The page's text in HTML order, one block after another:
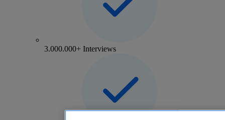
3.000.000+ Interviews